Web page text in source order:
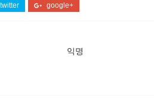
twitter google+
익명